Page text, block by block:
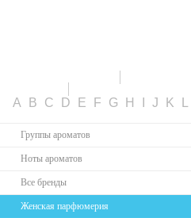
A B C D E F G H J K
Группы ароматов
Ноты ароматов
Все бренды
Женская парфюмерия